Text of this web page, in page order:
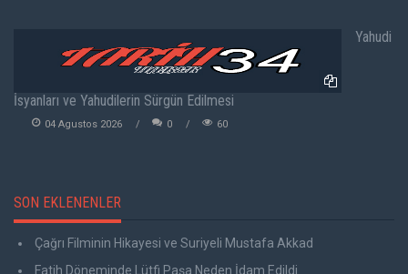
Yahudi
İsyanları ve Yahudilerin Sürgün Edilmesi
04 Agustos 2026 0 60
SON EKLENENLER
Çağrı Filminin Hikayesi ve Suriyeli Mustafa Akkad
Fatih Döneminde Lütfi Paşa Neden İdam Edildi